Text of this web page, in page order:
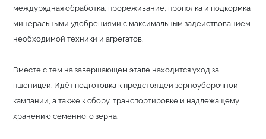
междурядная обработка, прореживание, прополка и подкормка
минеральными удобрениями с максимальным задействованием
необходимой техники и агрегатов.
Вместе с тем на завершающем этапе находится уход за
пшеницей. Идёт подготовка к предстоящей зерноуборочной
кампании, а также к сбору, транспортировке и надлежащему
хранению семенного зерна.